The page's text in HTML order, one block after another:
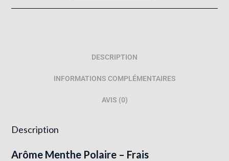
DESCRIPTION
INFORMATIONS COMPLÉMENTAIRES
AVIS (0)
Description
Arôme Menthe Polaire – Frais